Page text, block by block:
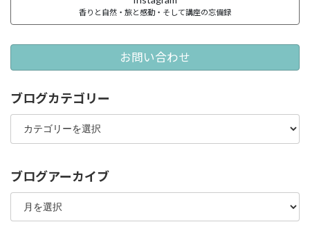
香りと自然・旅と感動・そして講座の忘備録
お問い合わせ
ブログカテゴリー
ブ
グ
テ
ゴ
リ
ブログアーカイブ
ブ
グ